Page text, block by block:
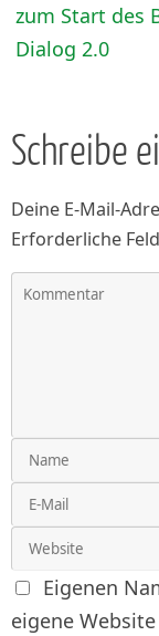
zum Start des
Dialog 2.0
Schreibe
Deine E-Mail-
Erforderliche
Eigenen
eigene